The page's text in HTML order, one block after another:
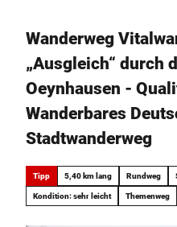
Wanderweg
„Ausgleich“ durch
Oeynhausen -
Wanderbares
Stadtwanderweg
Tipp 5,40 km lang Rundweg
Kondition: sehr leicht Themenweg